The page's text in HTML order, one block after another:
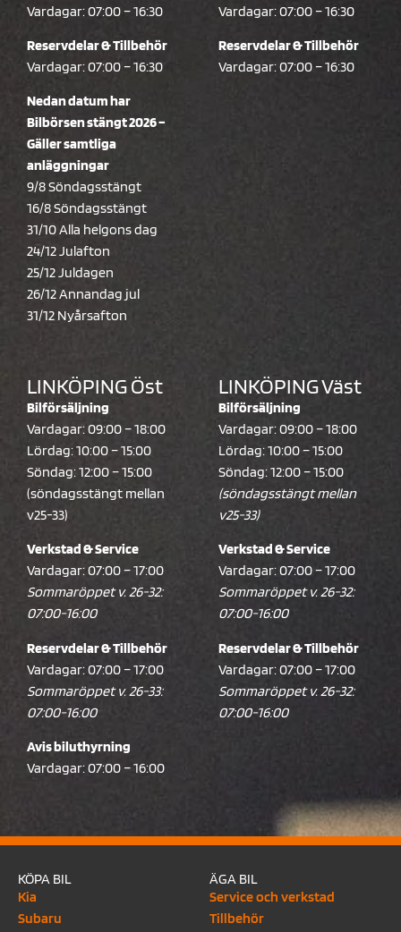
Vardagar: 07:00 – 16:30
Reservdelar & Tillbehör
Vardagar: 07:00 – 16:30
Nedan datum har
Bilbörsen stängt 2026 –
Gäller samtliga
anläggningar
9/8 Söndagsstängt
16/8 Söndagsstängt
31/10 Alla helgons dag
24/12 Julafton
25/12 Juldagen
26/12 Annandag jul
31/12 Nyårsafton
Vardagar: 07:00 – 16:30
Reservdelar & Tillbehör
Vardagar: 07:00 – 16:30
LINKÖPING Öst
Bilförsäljning
Vardagar: 09:00 – 18:00
Lördag: 10:00 – 15:00
Söndag: 12:00 – 15:00
(söndagsstängt mellan
v25-33)
Verkstad & Service
Vardagar: 07:00 – 17:00
Sommaröppet v. 26-32:
07:00-16:00
Reservdelar & Tillbehör
Vardagar: 07:00 – 17:00
Sommaröppet v. 26-33:
07:00-16:00
Avis biluthyrning
Vardagar: 07:00 – 16:00
LINKÖPING Väst
Bilförsäljning
Vardagar: 09:00 – 18:00
Lördag: 10:00 – 15:00
Söndag: 12:00 – 15:00
(söndagsstängt mellan
v25-33)
Verkstad & Service
Vardagar: 07:00 – 17:00
Sommaröppet v. 26-32:
07:00-16:00
Reservdelar & Tillbehör
Vardagar: 07:00 – 17:00
Sommaröppet v. 26-32:
07:00-16:00
KÖPA BIL
Kia
Subaru
ÄGA BIL
Service och verkstad
Tillbehör